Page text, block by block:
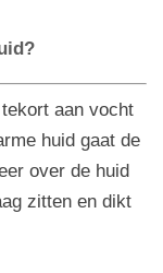
aan vocht
huid gaat de
over de huid
zitten en dikt